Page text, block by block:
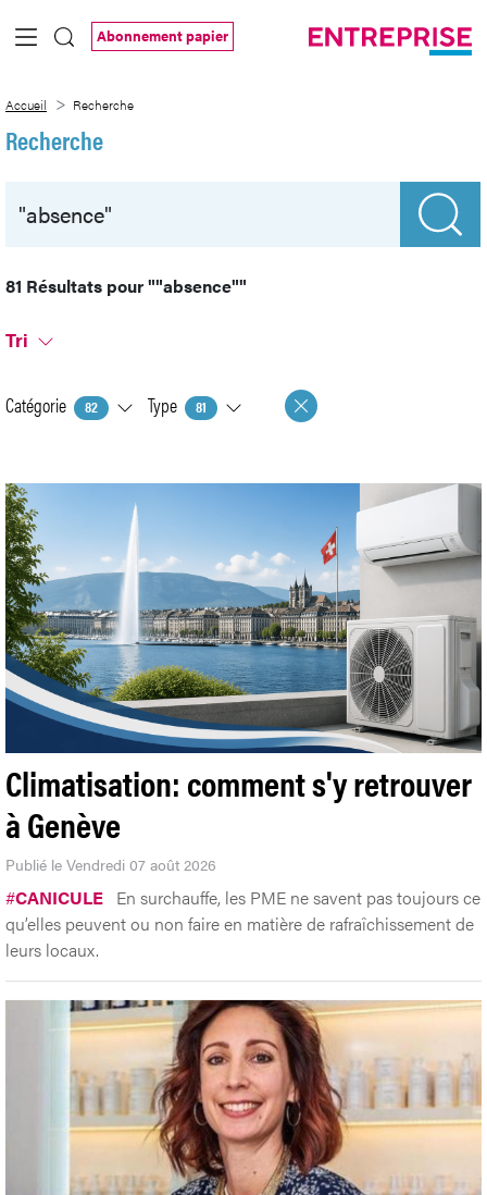
Saut au contenu principal
Abonnement papier
Accueil Recherche
Recherche
81 Résultats pour""absence""
Tri
Catégorie 82 Type 81
Climatisation: comment s'y retrouver
à Genève
Publié le Vendredi 07 août 2026
#CANICULE En surchauffe, les PME ne savent pas toujours ce
qu’elles peuvent ou non faire en matière de rafraîchissement de
leurs locaux.